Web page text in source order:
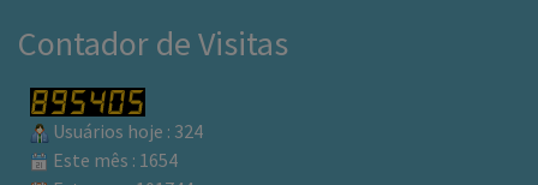
Contador de Visitas
Usuários hoje : 324
Este mês : 1654